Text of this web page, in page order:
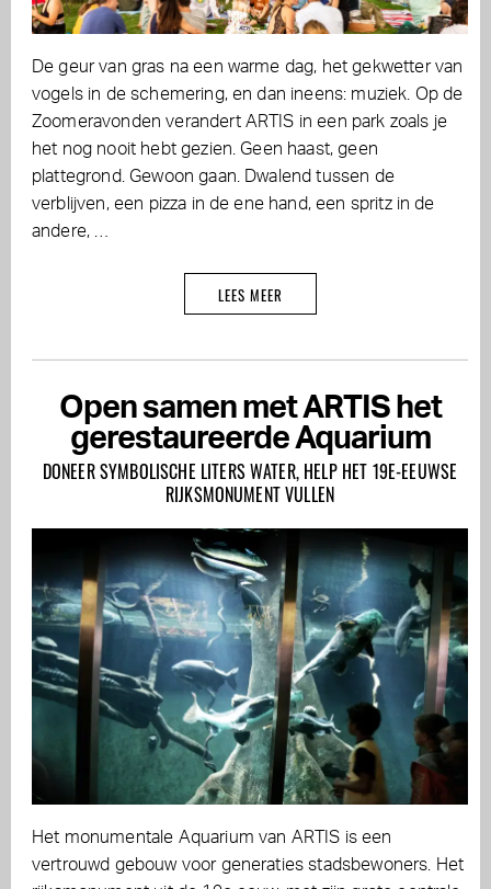
De geur van gras na een warme dag, het gekwetter van
vogels in de schemering, en dan ineens: muziek. Op de
Zoomeravonden verandert ARTIS in een park zoals je
het nog nooit hebt gezien. Geen haast, geen
plattegrond. Gewoon gaan. Dwalend tussen de
verblijven, een pizza in de ene hand, een spritz in de
andere, …
LEES MEER
Open samen met ARTIS het
gerestaureerde Aquarium
DONEER SYMBOLISCHE LITERS WATER, HELP HET 19E-EEUWSE
RIJKSMONUMENT VULLEN
Het monumentale Aquarium van ARTIS is een
vertrouwd gebouw voor generaties stadsbewoners. Het